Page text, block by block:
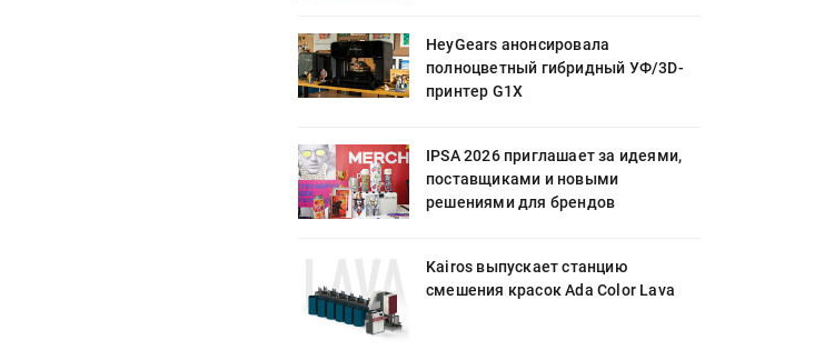
HeyGears анонсировала
полноцветный гибридный УФ/3D-
принтер G1X
IPSA 2026 приглашает за идеями,
поставщиками и новыми
решениями для брендов
Kairos выпускает станцию
смешения красок Ada Color Lava